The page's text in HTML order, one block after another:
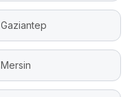
Gaziantep
Mersin